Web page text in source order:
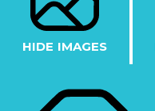
HIDE IMAGES